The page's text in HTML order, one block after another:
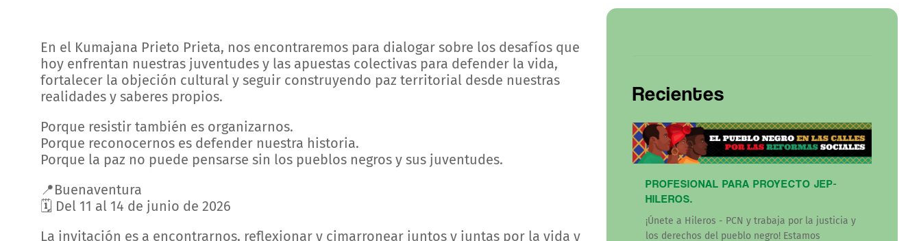
En el Kumajana Prieto Prieta, nos encontraremos para dialogar sobre los desafíos que
hoy enfrentan nuestras juventudes y las apuestas colectivas para defender la vida,
fortalecer la objeción cultural y seguir construyendo paz territorial desde nuestras
realidades y saberes propios.
Porque resistir también es organizarnos.
Porque reconocernos es defender nuestra historia.
Porque la paz no puede pensarse sin los pueblos negros y sus juventudes.
📍Buenaventura
🗓️ Del 11 al 14 de junio de 2026
La invitación es a encontrarnos, reflexionar y cimarronear juntos y juntas por la vida y
Recientes
PROFESIONAL PARA PROYECTO JEP-
HILEROS.
¡Únete a Hileros - PCN y trabaja por la justicia y
los derechos del pueblo negro! Estamos